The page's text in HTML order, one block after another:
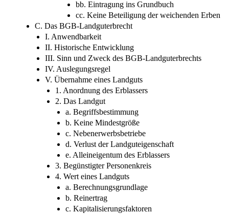
bb. Eintragung ins Grundbuch
cc. Keine Beteiligung der weichenden Erben
C. Das BGB-Landguterbrecht
I. Anwendbarkeit
II. Historische Entwicklung
III. Sinn und Zweck des BGB-Landguterbrechts
IV. Auslegungsregel
V. Übernahme eines Landguts
1. Anordnung des Erblassers
2. Das Landgut
a. Begriffsbestimmung
b. Keine Mindestgröße
c. Nebenerwerbsbetriebe
d. Verlust der Landguteigenschaft
e. Alleineigentum des Erblassers
3. Begünstigter Personenkreis
4. Wert eines Landguts
a. Berechnungsgrundlage
b. Reinertrag
c. Kapitalisierungsfaktoren